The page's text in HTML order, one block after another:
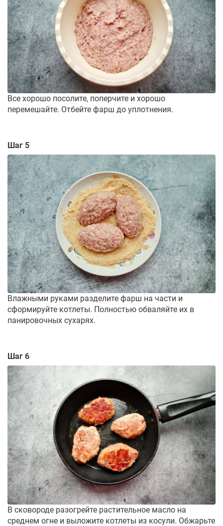
Все хорошо посолите, поперчите и хорошо
перемешайте. Отбейте фарш до уплотнения.
Шаг 5
Влажными руками разделите фарш на части и
сформируйте котлеты. Полностью обваляйте их в
панировочных сухарях.
Шаг 6
В сковороде разогрейте растительное масло на
среднем огне и выложите котлеты из косули. Обжарьте